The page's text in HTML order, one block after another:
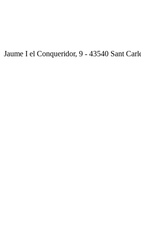
Jaume I el Conqueridor, 9 - 43540 Sant